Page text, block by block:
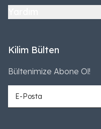
Kilim Bülten
Bültenimize Abone Ol!